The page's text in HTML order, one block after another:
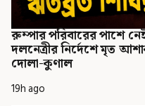
রুম্পার পরিবারের পাশে
দলনেত্রীর নির্দেশে মৃত
দোলা-কুণাল
19h ago